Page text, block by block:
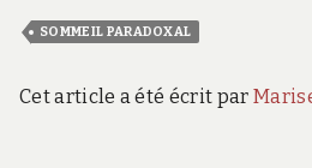
SOMMEIL PARADOXAL
Cet article a été écrit par